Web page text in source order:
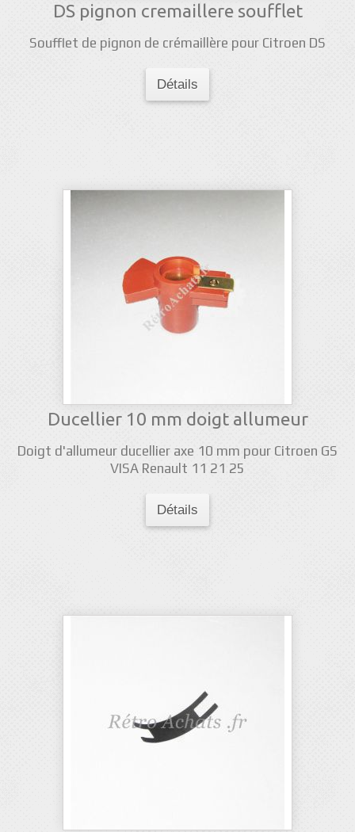
DS pignon cremaillere soufflet
Soufflet de pignon de crémaillère pour Citroen DS
Détails
Ducellier 10 mm doigt allumeur
Doigt d'allumeur ducellier axe 10 mm pour Citroen GS
VISA Renault 11 21 25
Détails